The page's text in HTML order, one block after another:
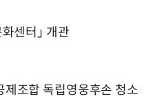
센터」 개관
제조합 독립영웅후손 청소